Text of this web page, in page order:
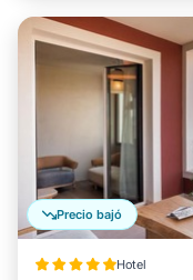
Precio bajó
Hotel